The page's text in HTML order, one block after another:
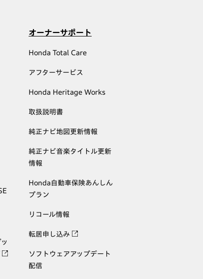
オーナーサポート
Honda Total Care
アフターサービス
Honda Heritage Works
取扱説明書
純正ナビ地図更新情報
純正ナビ音楽タイトル更新
情報
Honda自動車保険あんしん
プラン
リコール情報
転居申し込み
ソフトウェアアップデート
配信